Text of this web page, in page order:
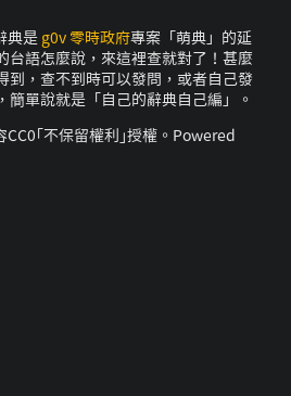
典是 g0v 零時政府專案「萌典」的延
台語怎麼說，來這裡查就對了！甚麼
到，查不到時可以發問，或者自己發
簡單說就是「自己的辭典自己編」。
CC0｢不保留權利｣授權。Powered